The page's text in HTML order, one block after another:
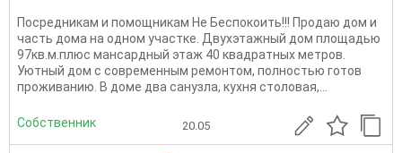
Посредникам и помощникам Не Беспокоить!!! Продаю дом и
часть дома на одном участке. Двухэтажный дом площадью
97кв.м.плюс мансардный этаж 40 квадратных метров.
Уютный дом с современным ремонтом, полностью готов
проживанию. В доме два санузла, кухня столовая,...
Собственник 20.05